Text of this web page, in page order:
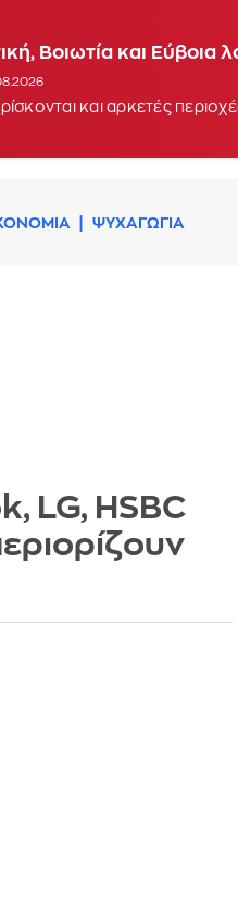
Βοιωτία και
και αρκετές
ΨΥΧΑΓΩΓΙΑ
LG, HSBC